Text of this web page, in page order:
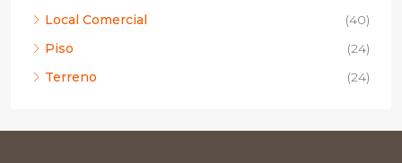
Local Comercial
(40)
Piso
(24)
Terreno
(24)